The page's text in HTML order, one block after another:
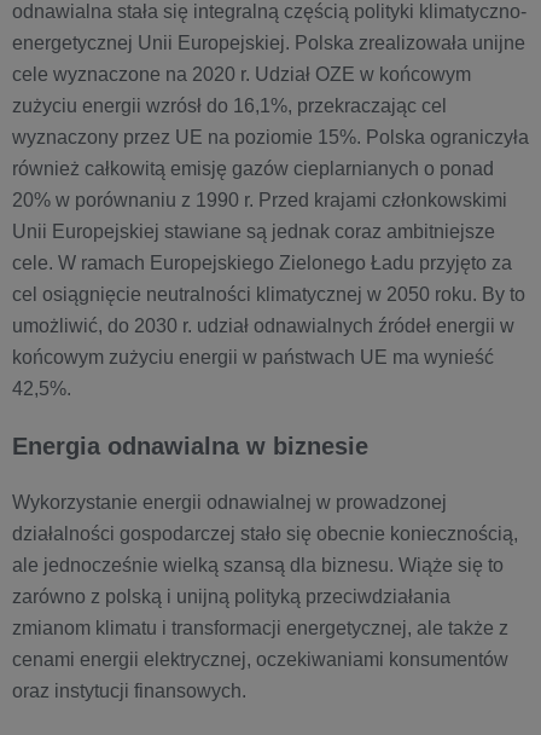
odnawialna stała się integralną częścią polityki klimatyczno-
energetycznej Unii Europejskiej. Polska zrealizowała unijne
cele wyznaczone na 2020 r. Udział OZE w końcowym
zużyciu energii wzrósł do 16,1%, przekraczając cel
wyznaczony przez UE na poziomie 15%. Polska ograniczyła
również całkowitą emisję gazów cieplarnianych o ponad
20% w porównaniu z 1990 r. Przed krajami członkowskimi
Unii Europejskiej stawiane są jednak coraz ambitniejsze
cele. W ramach Europejskiego Zielonego Ładu przyjęto za
cel osiągnięcie neutralności klimatycznej w 2050 roku. By to
umożliwić, do 2030 r. udział odnawialnych źródeł energii w
końcowym zużyciu energii w państwach UE ma wynieść
42,5%.
Energia odnawialna w biznesie
Wykorzystanie energii odnawialnej w prowadzonej
działalności gospodarczej stało się obecnie koniecznością,
ale jednocześnie wielką szansą dla biznesu. Wiąże się to
zarówno z polską i unijną polityką przeciwdziałania
zmianom klimatu i transformacji energetycznej, ale także z
cenami energii elektrycznej, oczekiwaniami konsumentów
oraz instytucji finansowych.